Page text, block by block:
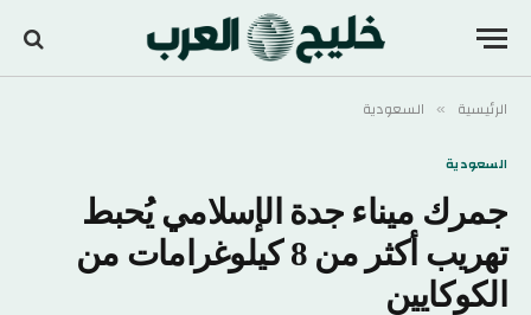
الرئيسية » السعودية
السعودية
جمرك ميناء جدة الإسلامي يُحبط
تهريب أكثر من 8 كيلوغرامات من
الكوكايين